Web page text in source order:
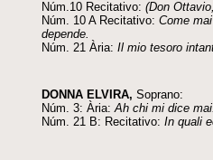
Núm.10 Recitativo: (Don
Núm. 10 A Recitativo: Come
depende.
Núm. 21 Ària: Il mio tesoro
DONNA ELVIRA, Soprano:
Núm. 3: Ària: Ah chi mi dice
Núm. 21 B: Recitativo: In quali